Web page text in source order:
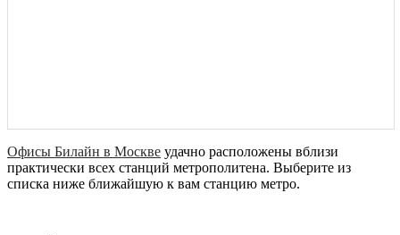
Офисы Билайн в Москве удачно расположены вблизи
практически всех станций метрополитена. Выберите из
списка ниже ближайшую к вам станцию метро.